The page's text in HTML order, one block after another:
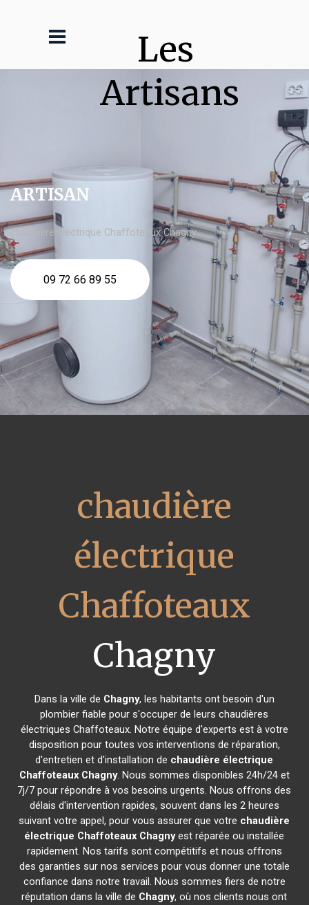
Les
Artisans
ARTISAN
chaudière électrique Chaffoteaux Chagny
09 72 66 89 55
chaudière
électrique
Chaffoteaux
Chagny
Dans la ville de Chagny, les habitants ont besoin d'un
plombier fiable pour s'occuper de leurs chaudières
électriques Chaffoteaux. Notre équipe d'experts est à votre
disposition pour toutes vos interventions de réparation,
d'entretien et d'installation de chaudière électrique
Chaffoteaux Chagny. Nous sommes disponibles 24h/24 et
7j/7 pour répondre à vos besoins urgents. Nous offrons des
délais d'intervention rapides, souvent dans les 2 heures
suivant votre appel, pour vous assurer que votre chaudière
électrique Chaffoteaux Chagnyest réparée ou installée
rapidement. Nos tarifs sont compétitifs et nous offrons
des garanties sur nos services pour vous donner une totale
confiance dans notre travail. Nous sommes fiers de notre
réputation dans la ville de Chagny, où nos clients nous ont